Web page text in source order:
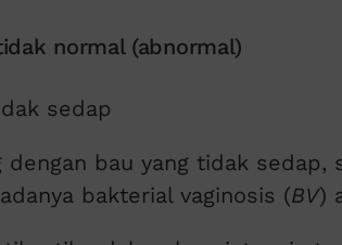
normal (abnormal)
sedap
dengan bau yang tidak sedap,
bakterial vaginosis (BV)